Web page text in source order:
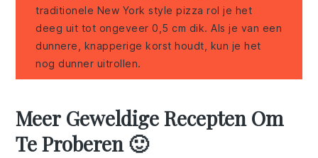
traditionele New York style pizza rol je het
deeg uit tot ongeveer 0,5 cm dik. Als je van een
dunnere, knapperige korst houdt, kun je het
nog dunner uitrollen.
Meer Geweldige Recepten Om
Te Proberen 🙂